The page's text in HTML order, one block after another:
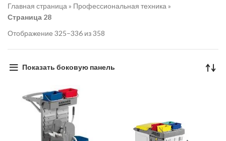
Главная страница » Профессиональная техника »
Страница 28
Отображение 325–336 из 358
Показать боковую панель